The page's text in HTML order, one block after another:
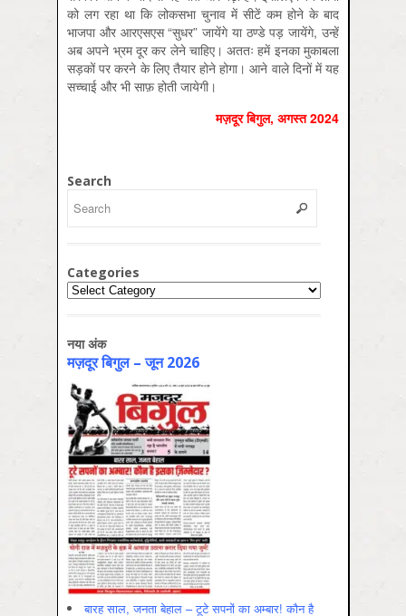
को लग रहा था कि लोकसभा चुनाव में सीटें कम होने के बाद
भाजपा और आरएसएस “सुधर” जायेंगे या ठण्डे पड़ जायेंगे, उन्हें
अब अपने भ्रम दूर कर लेने चाहिए। अततः हमें इनका मुकाबला
सड़कों पर करने के लिए तैयार होने होगा। आने वाले दिनों में यह
सच्चाई और भी साफ़ होती जायेगी।
मज़दूर बिगुल, अगस्‍त 2024
Search
Categories
Categories
नया अंक
मज़दूर बिगुल – जून 2026
बारह साल, जनता बेहाल – टूटे सपनों का अम्बार! कौन है